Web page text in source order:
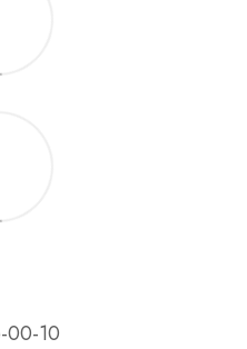
00-10